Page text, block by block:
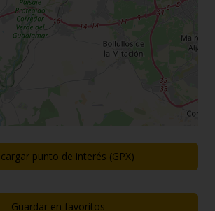
punto de interés (GPX)
Guardar en favoritos